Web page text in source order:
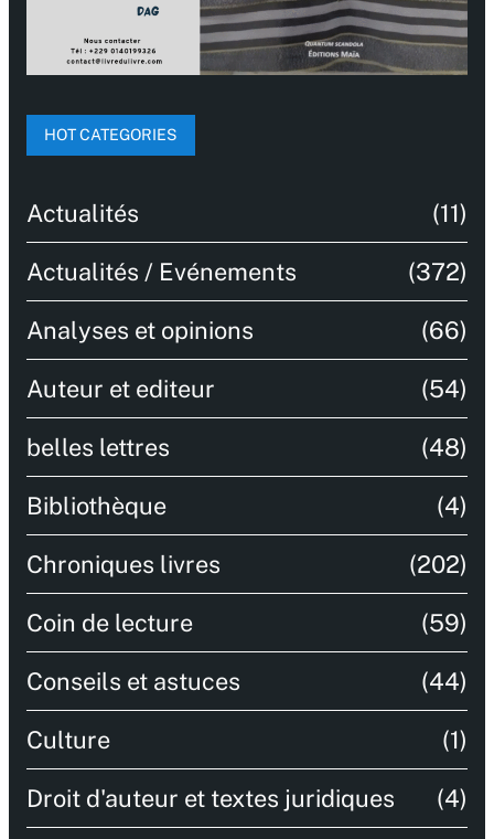
HOT CATEGORIES
Actualités (11)
Actualités / Evénements (372)
Analyses et opinions (66)
Auteur et editeur (54)
belles lettres (48)
Bibliothèque (4)
Chroniques livres (202)
Coin de lecture (59)
Conseils et astuces (44)
Culture (1)
Droit d'auteur et textes juridiques (4)